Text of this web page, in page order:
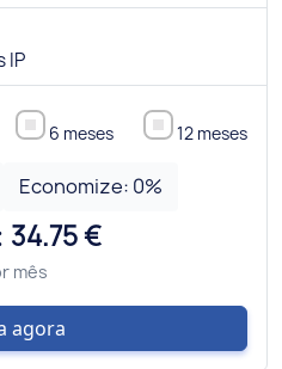
IP
6 meses 12 meses
Economize: 0%
34.75 €
mês
agora